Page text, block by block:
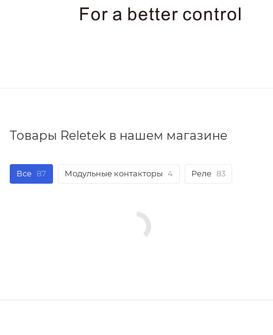
Товары Reletek в нашем магазине
Все 87 Модульные контакторы 4 Реле 83